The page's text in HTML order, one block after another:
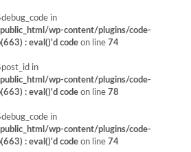
in
wp-content/plugins/code-
: eval()'d code on line 74
in
wp-content/plugins/code-
: eval()'d code on line 78
in
wp-content/plugins/code-
: eval()'d code on line 74